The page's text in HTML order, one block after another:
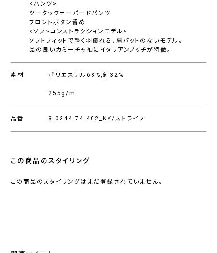
<パンツ>
ツータックテーパードパンツ
フロントボタン留め
<ソフトコンストラクションモデル>
ソフトフィットで軽く羽織れる、肩パットのないモデル。
品の良いカミーチャ袖にイタリアンノッチが特徴。
素材 ポリエステル68%,綿32%
255g/m
品番 3-0344-74-402_NY/ストライプ
この商品のスタイリング
この商品のスタイリングはまだ登録されていません。